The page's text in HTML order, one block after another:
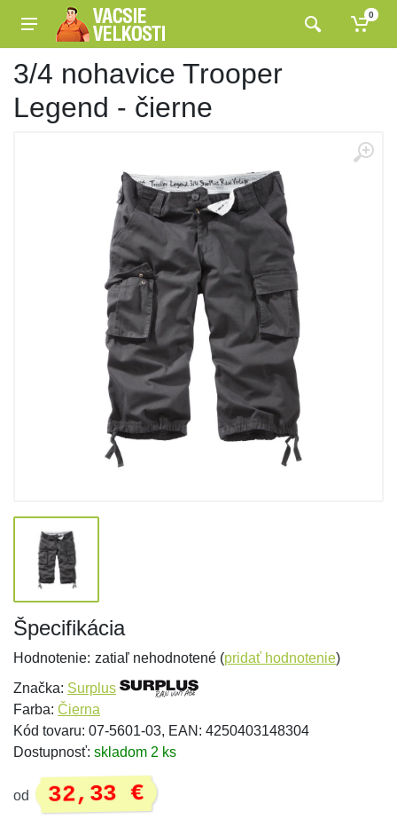
0
3/4 nohavice Trooper
Legend - čierne
Špecifikácia
Hodnotenie: zatiaľ nehodnotené (pridať hodnotenie)
Značka: Surplus
Farba: Čierna
Kód tovaru: 07-5601-03, EAN: 4250403148304
Dostupnosť: skladom 2 ks
od 32,33 €